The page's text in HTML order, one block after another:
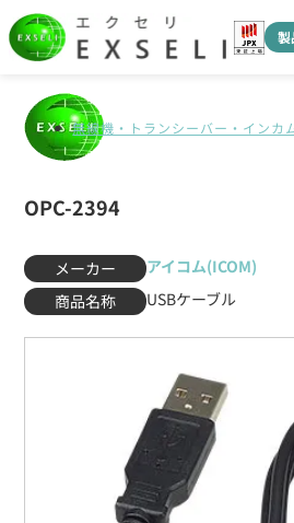
製
無線機・トランシーバー・インカ
OPC-2394
メーカー
アイコム(ICOM)
商品名称
USBケーブル